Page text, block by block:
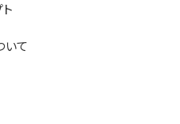
いて